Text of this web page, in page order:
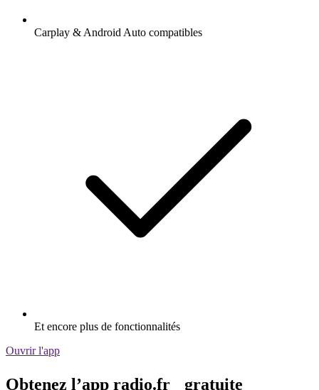
Carplay & Android Auto compatibles
Et encore plus de fonctionnalités
Ouvrir l'app
Obtenez l’app radio.fr gratuite